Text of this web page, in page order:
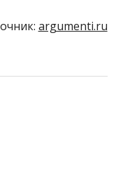
argumenti.ru